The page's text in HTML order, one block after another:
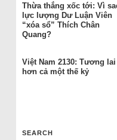
Thừa thắng xốc tới: Vì
lực lượng Dư Luận Viên
“xóa sổ” Thích Chân
Quang?
Việt Nam 2130: Tương lai
hơn cả một thế kỷ
SEARCH